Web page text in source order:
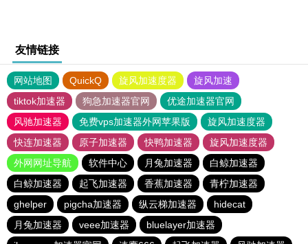
友情链接
网站地图 QuickQ 旋风加速度器
旋风加速
tiktok加速器
狗急加速器官网
优途加速器官网
风驰加速器
免费vps加速器外网苹果版
旋风加速度器
快连加速器
原子加速器 快鸭加速器
旋风加速度器
外网网址导航
软件中心 月兔加速器
白鲸加速器
白鲸加速器
起飞加速器 香蕉加速器
青柠加速器
ghelper
pigcha加速器 纵云梯加速器
hidecat
月兔加速器
veee加速器
bluelayer加速器